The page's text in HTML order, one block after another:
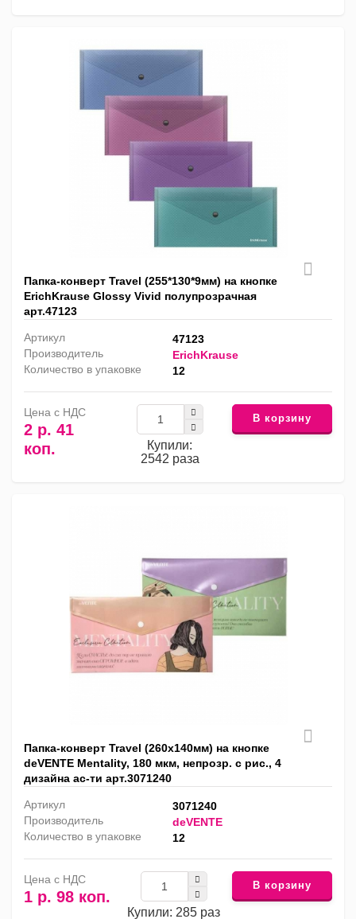
Папка-конверт Travel (255*130*9мм) на кнопке
ErichKrause Glossy Vivid полупрозрачная
арт.47123
Артикул
47123
Производитель
ErichKrause
Количество в упаковке
12
Цена с НДС
2 р. 41
коп.
Купили:
2542 раза
В корзину
Папка-конверт Travel (260x140мм) на кнопке
deVENTE Mentality, 180 мкм, непрозр. с рис., 4
дизайна ас-ти арт.3071240
Артикул
3071240
Производитель
deVENTE
Количество в упаковке
12
Цена с НДС
1 р. 98 коп.
Купили: 285 раз
В корзину